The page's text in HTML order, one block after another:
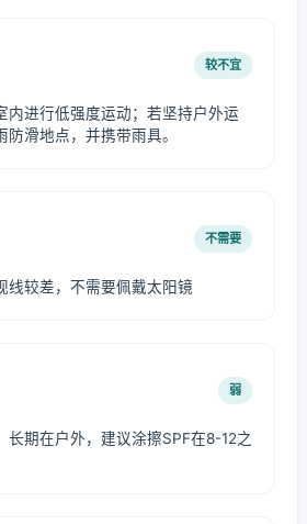
较不宜
内进行低强度运动；若坚持户外运
滑地点，并携带雨具。
不需要
线较差，不需要佩戴太阳镜
弱
长期在户外，建议涂擦SPF在8-12之